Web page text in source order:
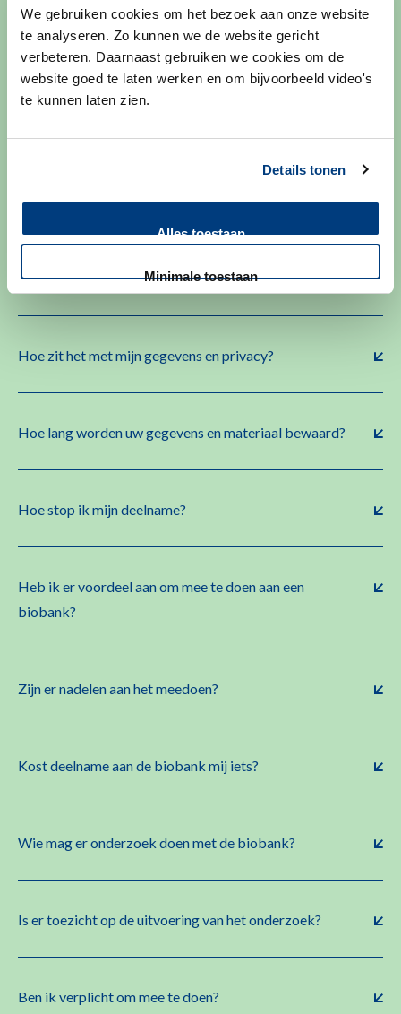
We gebruiken cookies om het bezoek aan onze website
te analyseren. Zo kunnen we de website gericht
verbeteren. Daarnaast gebruiken we cookies om de
website goed te laten werken en om bijvoorbeeld video's
te kunnen laten zien.
Details tonen
Alles toestaan
Minimale toestaan
Waarom zou ik meedoen aan onderzoek?
Hoe doe ik mee aan een biobank?
Wat wordt er van mij verwacht als ik meedoe?
Hoe zit het met mijn gegevens en privacy?
Hoe lang worden uw gegevens en materiaal bewaard?
Hoe stop ik mijn deelname?
Heb ik er voordeel aan om mee te doen aan een
biobank?
Zijn er nadelen aan het meedoen?
Kost deelname aan de biobank mij iets?
Wie mag er onderzoek doen met de biobank?
Is er toezicht op de uitvoering van het onderzoek?
Ben ik verplicht om mee te doen?